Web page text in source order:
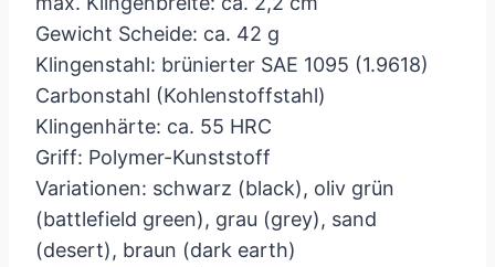
Gewicht Scheide: ca. 42 g
Klingenstahl: brünierter SAE 1095 (1.9618)
Carbonstahl (Kohlenstoffstahl)
Klingenhärte: ca. 55 HRC
Griff: Polymer-Kunststoff
Variationen: schwarz (black), oliv grün
(battlefield green), grau (grey), sand
(desert), braun (dark earth)